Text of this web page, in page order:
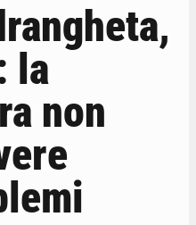
la
non